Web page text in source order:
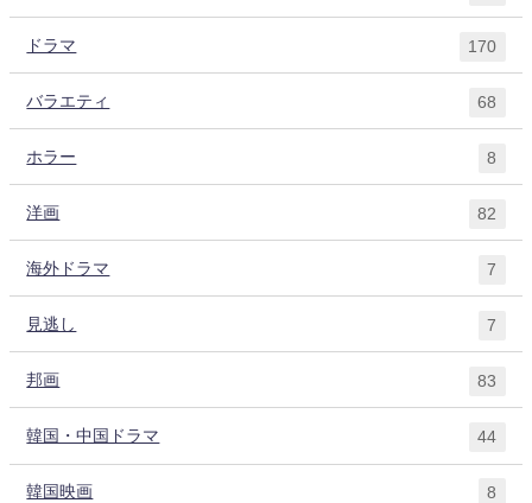
ドラマ 170
バラエティ 68
ホラー 8
洋画 82
海外ドラマ 7
見逃し 7
邦画 83
韓国・中国ドラマ 44
韓国映画 8